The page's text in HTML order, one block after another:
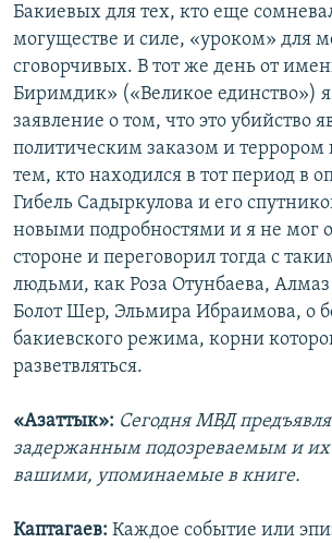
Бакиевых для тех, кто еще
могуществе и силе, «уроком» для
сговорчивых. В тот же день от
Биримдик» («Великое единство»)
заявление о том, что это убийство
политическим заказом и
тем, кто находился в тот период в
Гибель Садыркулова и его
новыми подробностями и я не мог
стороне и переговорил тогда с
людьми, как Роза Отунбаева,
Болот Шер, Эльмира Ибраимова, о
бакиевского режима, корни
разветвляться.
«Азаттык»: Сегодня МВД
задержанным подозреваемым и их
вашими, упоминаемые в книге.
Каптагаев: Каждое событие или